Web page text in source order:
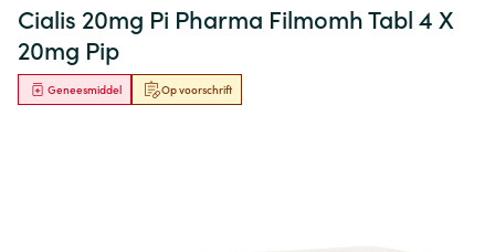
Cialis 20mg Pi Pharma Filmomh Tabl 4 X
20mg Pip
Op voorschrift
Geneesmiddel